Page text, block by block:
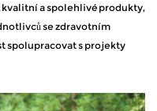
kvalitní a spolehlivé produkty,
se zdravotním
spolupracovat s projekty